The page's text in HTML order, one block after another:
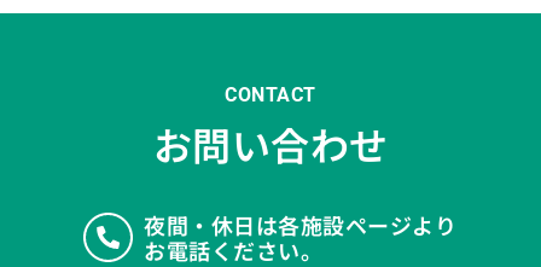
CONTACT
お問い合わせ
夜間・休日は各施設ページより
お電話ください。